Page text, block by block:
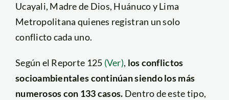
Ucayali, Madre de Dios, Huánuco y Lima
Metropolitana quienes registran un solo
conflicto cada uno.
Según el Reporte 125 (Ver), los conflictos
socioambientales continúan siendo los más
numerosos con 133 casos. Dentro de este tipo,